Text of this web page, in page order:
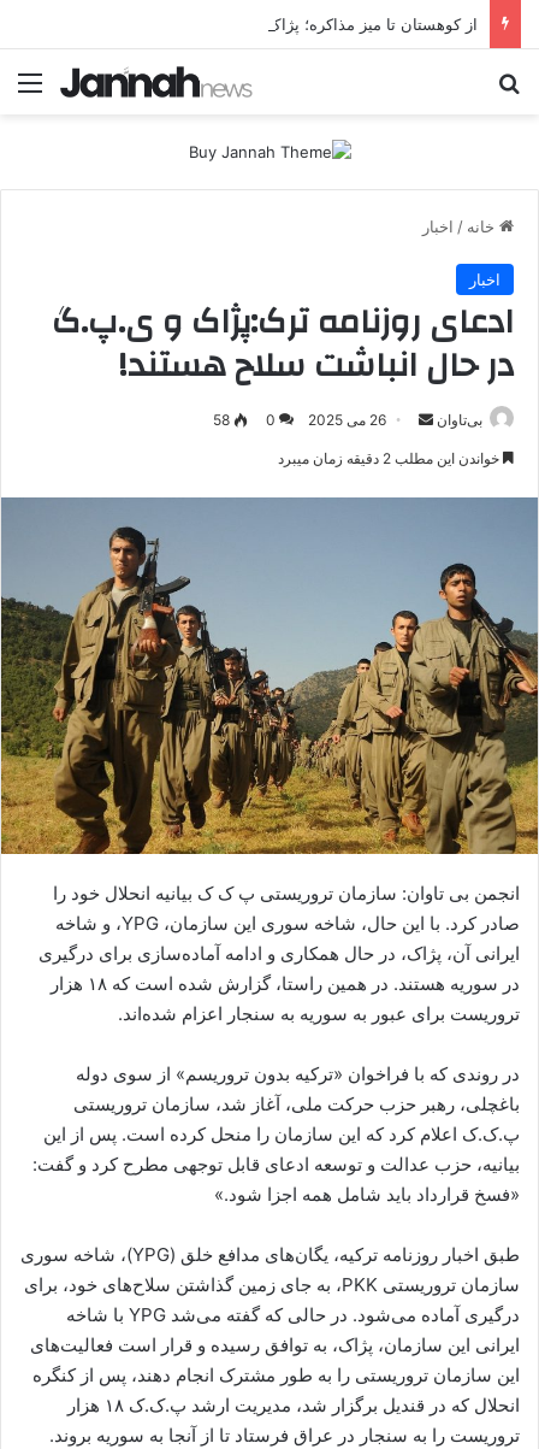
از کوهستان تا میز مذاکره؛ پژاک یک‌شبه «دموکرات» شد!
خانه / اخبار
اخبار
ادعای روزنامه ترک:پژاک و ی.پ.گ
در حال انباشت سلاح هستند!
بی‌تاوان
ر
م
ی
ل
26 می 2025 0
58
خواندن این مطلب 2 دقیقه زمان میبرد
انجمن بی تاوان: سازمان تروریستی پ ک ک بیانیه انحلال خود را
صادر کرد. با این حال، شاخه سوری این سازمان، YPG، و شاخه
ایرانی آن، پژاک، در حال همکاری و ادامه آماده‌سازی برای درگیری
در سوریه هستند. در همین راستا، گزارش شده است که ۱۸ هزار
تروریست برای عبور به سوریه به سنجار اعزام شده‌اند.
در روندی که با فراخوان «ترکیه بدون تروریسم» از سوی دوله
باغچلی، رهبر حزب حرکت ملی، آغاز شد، سازمان تروریستی
پ.ک.ک اعلام کرد که این سازمان را منحل کرده است. پس از این
بیانیه، حزب عدالت و توسعه ادعای قابل توجهی مطرح کرد و گفت:
«فسخ قرارداد باید شامل همه اجزا شود.»
طبق اخبار روزنامه ترکیه، یگان‌های مدافع خلق (YPG)، شاخه سوری
سازمان تروریستی PKK، به جای زمین گذاشتن سلاح‌های خود، برای
درگیری آماده می‌شود. در حالی که گفته می‌شد YPG با شاخه
ایرانی این سازمان، پژاک، به توافق رسیده و قرار است فعالیت‌های
این سازمان تروریستی را به طور مشترک انجام دهند، پس از کنگره
انحلال که در قندیل برگزار شد، مدیریت ارشد پ.ک.ک ۱۸ هزار
تروریست را به سنجار در عراق فرستاد تا از آنجا به سوریه بروند.